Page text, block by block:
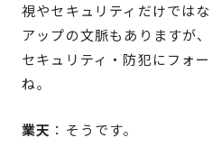
視やセキュリティだけでは
アップの文脈もありますが
セキュリティ・防犯にフォ
ね。
業天 ：そうです。